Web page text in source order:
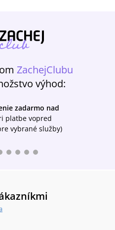
hrozí, že vypukne hystéria.To
v čase, keď sa agentka
usiluje vychovávať svoju
dcéru Bonnie. Aj agentka sa
zdanlivo neriešiteľnému
Kto bude ďalšou obeťou? Lebo
svoje tajomstvá. Dokonca aj
ZachejClubu
výhod:
zadarmo nad
platbe vopred
vybrané služby)